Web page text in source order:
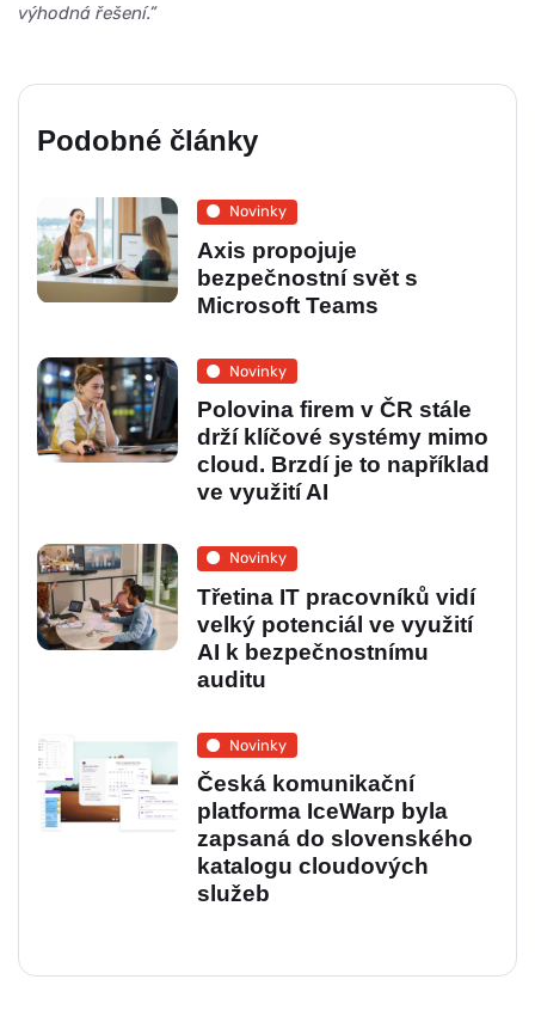
výhodná řešení.”
Podobné články
Novinky
Axis propojuje
bezpečnostní svět s
Microsoft Teams
Novinky
Polovina firem v ČR stále
drží klíčové systémy mimo
cloud. Brzdí je to například
ve využití AI
Novinky
Třetina IT pracovníků vidí
velký potenciál ve využití
AI k bezpečnostnímu
auditu
Novinky
Česká komunikační
platforma IceWarp byla
zapsaná do slovenského
katalogu cloudových
služeb